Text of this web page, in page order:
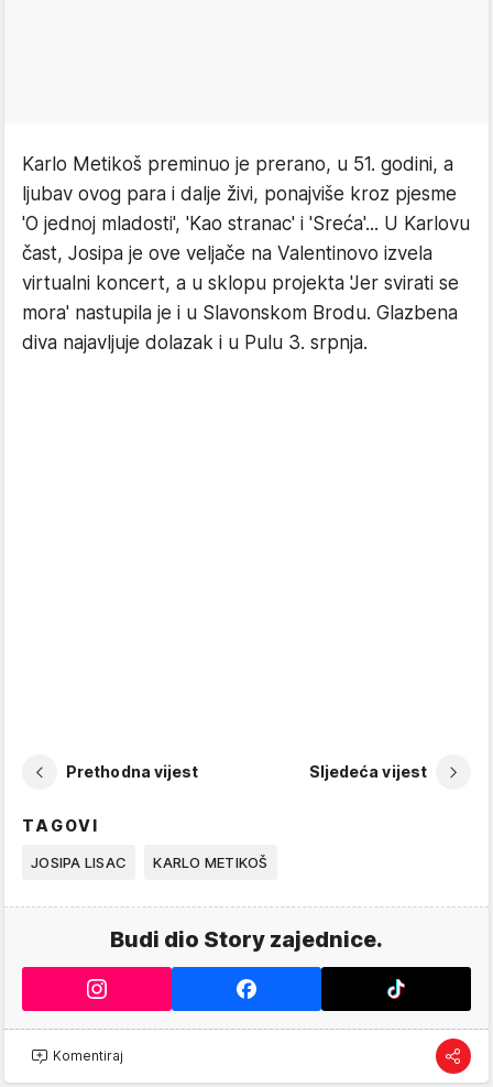
Karlo Metikoš preminuo je prerano, u 51. godini, a
ljubav ovog para i dalje živi, ponajviše kroz pjesme
'O jednoj mladosti', 'Kao stranac' i 'Sreća'... U Karlovu
čast, Josipa je ove veljače na Valentinovo izvela
virtualni koncert, a u sklopu projekta 'Jer svirati se
mora' nastupila je i u Slavonskom Brodu. Glazbena
diva najavljuje dolazak i u Pulu 3. srpnja.
Prethodna vijest Sljedeća vijest
TAGOVI
JOSIPA LISAC KARLO METIKOŠ
Budi dio Story zajednice.
Komentiraj